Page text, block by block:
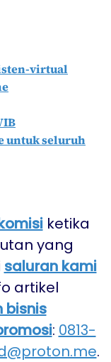
virtual
untuk seluruh
ketika
yang
saluran kami
artikel
bisnis
: 0813-
.